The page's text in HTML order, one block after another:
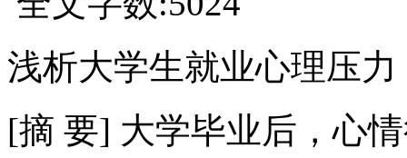
浅析大学生就业心理压力
[摘 要] 大学毕业后，心